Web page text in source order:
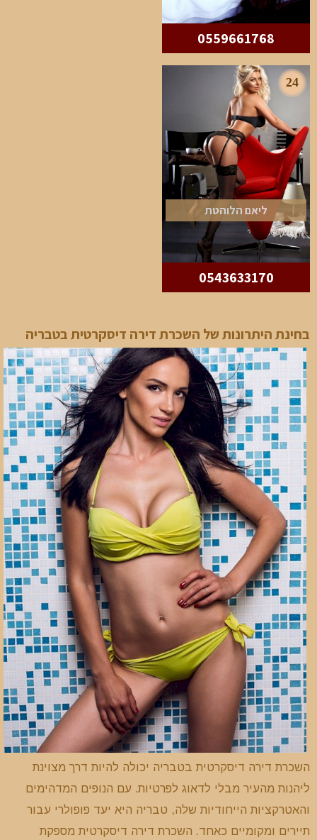
0559661768
24
ליאם הלוהטת
0543633170
בחינת היתרונות של השכרת דירה דיסקרטית בטבריה
השכרת דירה דיסקרטית בטבריה יכולה להיות דרך מצוינת
ליהנות מהעיר מבלי לדאוג לפרטיות. עם הנופים המדהימים
והאטרקציות הייחודיות שלה, טבריה היא יעד פופולרי עבור
תיירים ומקומיים כאחד. השכרת דירה דיסקרטית מספקת